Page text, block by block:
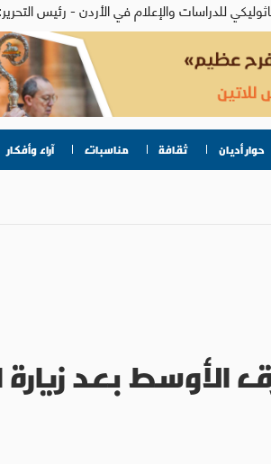
حوار أديان ثقافة مناسبات آراء وأفكار
بعد زيارة